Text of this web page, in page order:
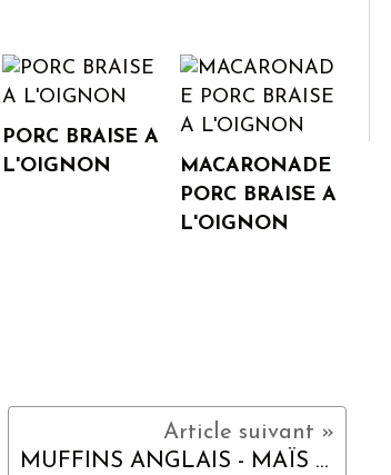
PORC BRAISE A
L'OIGNON
MACARONADE
PORC BRAISE A
L'OIGNON
MUFFINS ANGLAIS - MAÏS & HERBES FRAICHES